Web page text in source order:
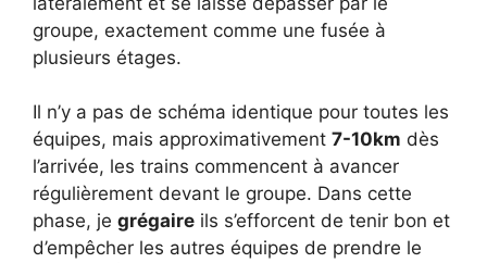
groupe, exactement comme une fusée à
plusieurs étages.
Il n’y a pas de schéma identique pour toutes les
équipes, mais approximativement 7-10km dès
l’arrivée, les trains commencent à avancer
régulièrement devant le groupe. Dans cette
phase, je grégaire ils s’efforcent de tenir bon et
d’empêcher les autres équipes de prendre le